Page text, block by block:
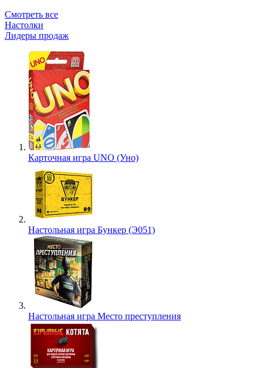
Смотреть все
Настолки
Лидеры продаж
Карточная игра UNO (Уно)
Настольная игра Бункер (Э051)
Настольная игра Место преступления